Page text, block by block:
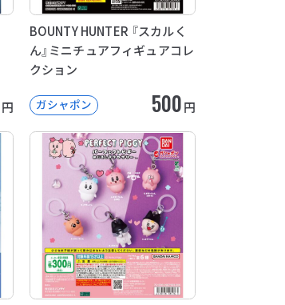
円
BOUNTY HUNTER 『スカルく
ん』ミニチュアフィギュアコレ
クション
ガシャポン 500円